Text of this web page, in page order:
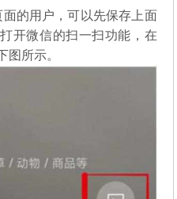
面的用户，可以先保存上面
开微信的扫一扫功能，在
图所示。